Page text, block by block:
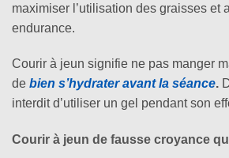
maximiser l’utilisation des graisses et
endurance.
Courir à jeun signifie ne pas manger
de bien s’hydrater avant la séance.
interdit d’utiliser un gel pendant son
Courir à jeun de fausse croyance